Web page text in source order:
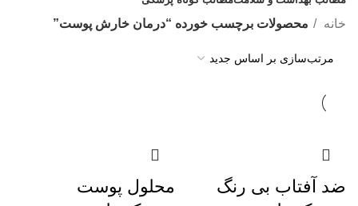
خانه محصولات برچسب خورده “درمان خارش پوست”
ضد آفتاب بی رنگ
محلول پوست